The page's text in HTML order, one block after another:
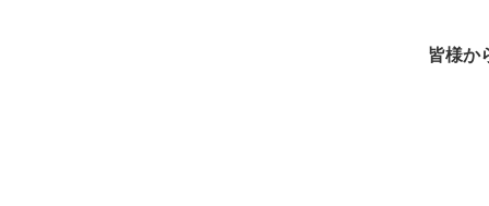
皆様か